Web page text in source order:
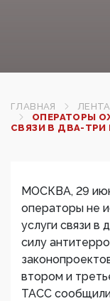
ГЛАВНАЯ
ОПЕРАТОРЫ
СВЯЗИ В ДВА-ТРИ
МОСКВА, 29
операторы не
услуги связи в
силу
втором и
ТАСС